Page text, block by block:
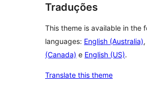
Traduções
This theme is available in the
languages: English (Australia),
(Canada) e English (US).
Translate this theme